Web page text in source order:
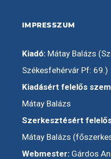
IMPRESSZUM
Kiadó:Mátay Balázs
Székesfehérvár Pf: 69.)
Kiadásért felelős
Mátay Balázs
Szerkesztésért
Mátay Balázs
Webmester:Gárdos